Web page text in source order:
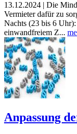
13.12.2024 | Die
Vermieter dafür zu
Nachts (23 bis 6
einwandfreiem Z...
Anpassung